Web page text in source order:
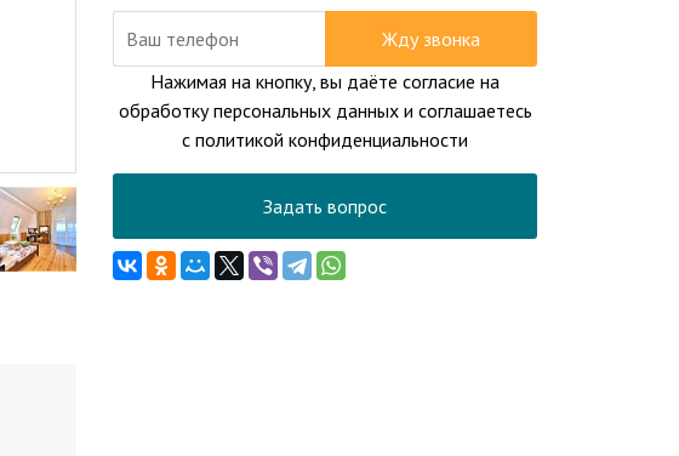
Жду звонка
Нажимая на кнопку, вы даёте согласие на
обработку персональных данных и соглашаетесь
с политикой конфиденциальности
Задать вопрос